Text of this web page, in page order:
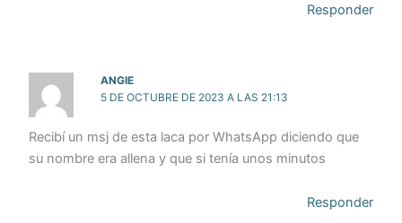
Responder
ANGIE
5 DE OCTUBRE DE 2023 A LAS 21:13
Recibí un msj de esta laca por WhatsApp diciendo que
su nombre era allena y que si tenía unos minutos
Responder